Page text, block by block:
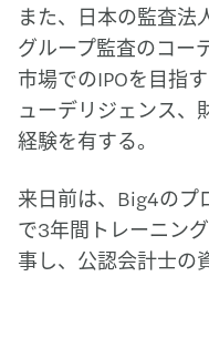
また、日本の監査法
グループ監査のコー
市場でのIPOを目指
ューデリジェンス、
経験を有する。
来日前は、Big4のプ
で3年間トレーニン
事し、公認会計士の